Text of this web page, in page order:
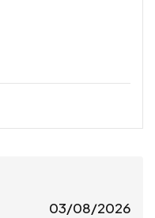
03/08/2026